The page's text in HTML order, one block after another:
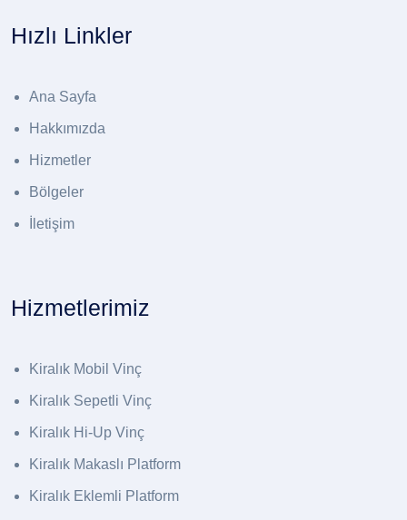
Hızlı Linkler
Ana Sayfa
Hakkımızda
Hizmetler
Bölgeler
İletişim
Hizmetlerimiz
Kiralık Mobil Vinç
Kiralık Sepetli Vinç
Kiralık Hi-Up Vinç
Kiralık Makaslı Platform
Kiralık Eklemli Platform